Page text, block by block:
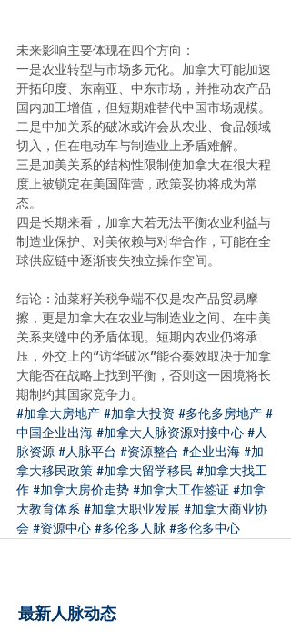
未来影响主要体现在四个方向：
一是农业转型与市场多元化。加拿大可能加速
开拓印度、东南亚、中东市场，并推动农产品
国内加工增值，但短期难替代中国市场规模。
二是中加关系的破冰或许会从农业、食品领域
切入，但在电动车与制造业上矛盾难解。
三是加美关系的结构性限制使加拿大在很大程
度上被锁定在美国阵营，政策妥协将成为常
态。
四是长期来看，加拿大若无法平衡农业利益与
制造业保护、对美依赖与对华合作，可能在全
球供应链中逐渐丧失独立操作空间。
结论：油菜籽关税争端不仅是农产品贸易摩
擦，更是加拿大在农业与制造业之间、在中美
关系夹缝中的矛盾体现。短期内农业仍将承
压，外交上的“访华破冰”能否奏效取决于加拿
大能否在战略上找到平衡，否则这一困境将长
期制约其国家竞争力。
#加拿大房地产 #加拿大投资 #多伦多房地产 #
中国企业出海 #加拿大人脉资源对接中心 #人
脉资源 #人脉平台 #资源整合 #企业出海 #加
拿大移民政策 #加拿大留学移民 #加拿大找工
作 #加拿大房价走势 #加拿大工作签证 #加拿
大教育体系 #加拿大职业发展 #加拿大商业协
会 #资源中心 #多伦多人脉 #多伦多中心
最新人脉动态